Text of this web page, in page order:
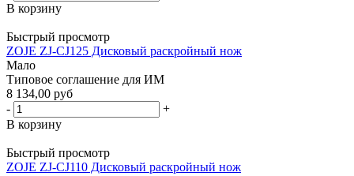
В корзину
Быстрый просмотр
ZOJE ZJ-CJ125 Дисковый раскройный нож
Мало
Типовое соглашение для ИМ
8 134,00 руб
-
+
В корзину
Быстрый просмотр
ZOJE ZJ-CJ110 Дисковый раскройный нож